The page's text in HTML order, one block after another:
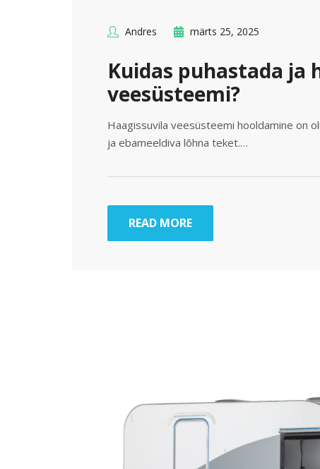
Andres märts 25, 2025
Kuidas puhastada ja
veesüsteemi?
Haagissuvila veesüsteemi hooldamine on
ja ebameeldiva lõhna teket.…
READ MORE